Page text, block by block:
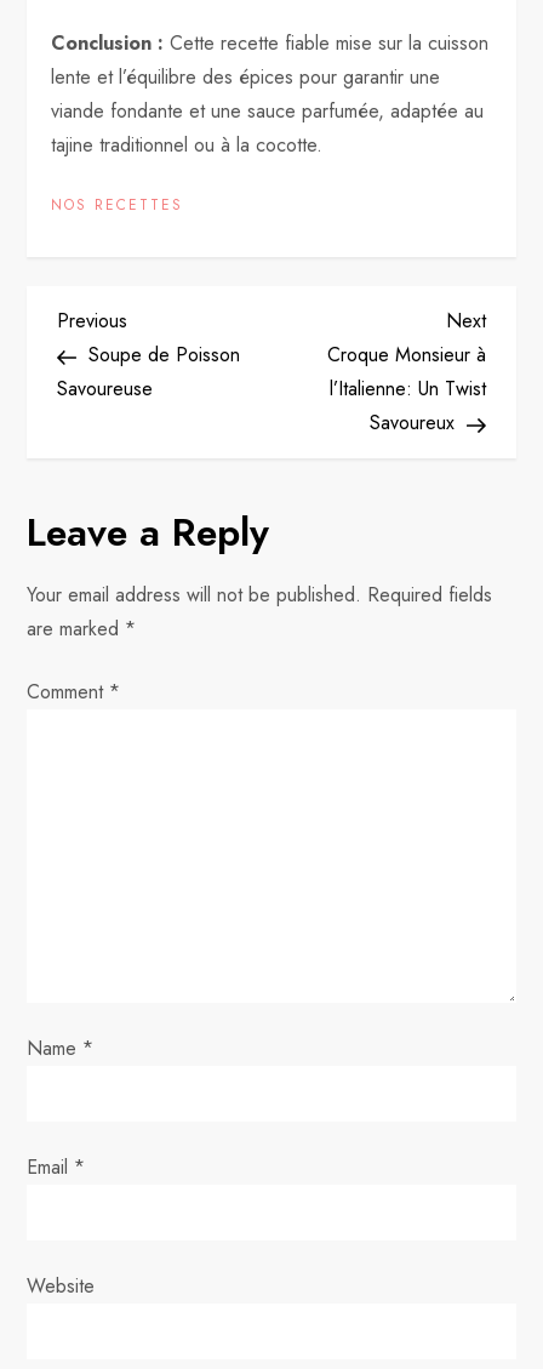
Conclusion : Cette recette fiable mise sur la cuisson
lente et l’équilibre des épices pour garantir une
viande fondante et une sauce parfumée, adaptée au
tajine traditionnel ou à la cocotte.
NOS RECETTES
P
o
n
a
v
n
Previous
Post
Previous
Soupe de Poisson
Savoureuse
Next
Post
Next
Croque Monsieur à
l’Italienne: Un Twist
Savoureux
Leave a Reply
Your email address will not be published. Required fields
are marked *
Comment *
Name *
Email *
Website